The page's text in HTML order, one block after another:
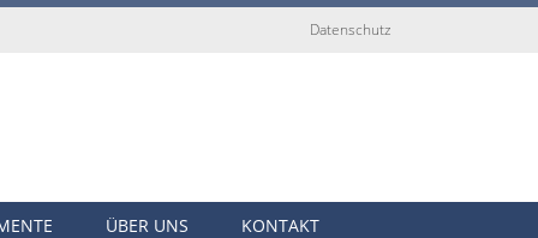
Datenschutz
ÜBER UNS KONTAKT